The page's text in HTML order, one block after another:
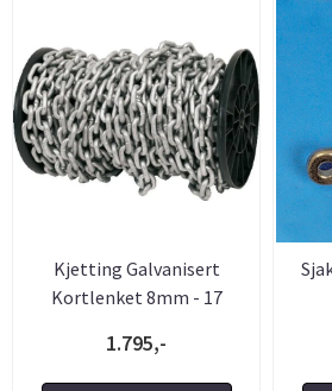
Kjetting Galvanisert
Kortlenket 8mm - 17
1.795,-